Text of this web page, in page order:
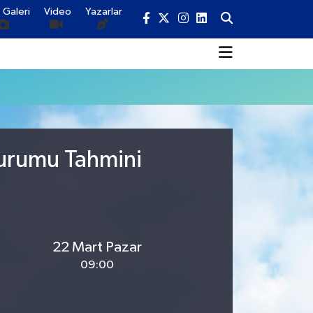
Galeri Video Yazarlar
Tahmini
22 Mart Pazar
09:00